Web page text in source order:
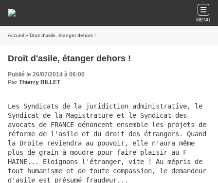
MENU
Accueil » Droit d'asile, étanger dehors !
Droit d'asile, étanger dehors !
Publié le 26/07/2014 à 06:00
Par Thierry BILLET
Les Syndicats de la juridiction administrative, le
Syndicat de la Magistrature et le Syndicat des
avocats de FRANCE dénoncent ensemble les projets de
réforme de l'asile et du droit des étrangers. Quand
la Droite reviendra au pouvoir, elle n'aura même
plus de grain à moudre pour faire plaisir au F-
HAINE... Eloignons l'étranger, vite ! Au mépris de
tout humanisme et de toute compassion, le demandeur
d'asile est présumé fraudeur...